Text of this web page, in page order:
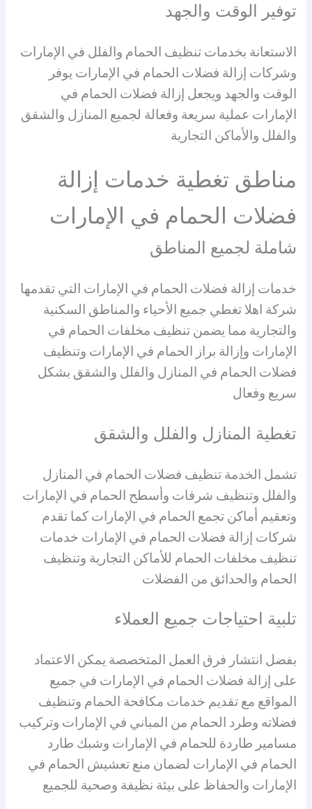
توفير الوقت والجهد
الاستعانة بخدمات تنظيف الحمام والفلل في الإمارات
وشركات إزالة فضلات الحمام في الإمارات يوفر
الوقت والجهد ويجعل إزالة فضلات الحمام في
الإمارات عملية سريعة وفعالة لجميع المنازل والشقق
والفلل والأماكن التجارية
مناطق تغطية خدمات إزالة
فضلات الحمام في الإمارات
شاملة لجميع المناطق
خدمات إزالة فضلات الحمام في الإمارات التي تقدمها
شركة اهلا تغطي جميع الأحياء والمناطق السكنية
والتجارية مما يضمن تنظيف مخلفات الحمام في
الإمارات وإزالة براز الحمام في الإمارات وتنظيف
فضلات الحمام في المنازل والفلل والشقق بشكل
سريع وفعال
تغطية المنازل والفلل والشقق
تشمل الخدمة تنظيف فضلات الحمام في المنازل
والفلل وتنظيف شرفات وأسطح الحمام في الإمارات
وتعقيم أماكن تجمع الحمام في الإمارات كما تقدم
شركات إزالة فضلات الحمام في الإمارات خدمات
تنظيف مخلفات الحمام للأماكن التجارية وتنظيف
الحمام والحدائق من الفضلات
تلبية احتياجات جميع العملاء
بفضل انتشار فرق العمل المتخصصة يمكن الاعتماد
على إزالة فضلات الحمام في الإمارات في جميع
المواقع مع تقديم خدمات مكافحة الحمام وتنظيف
فضلاته وطرد الحمام من المباني في الإمارات وتركيب
مسامير طاردة للحمام في الإمارات وشبك طارد
الحمام في الإمارات لضمان منع تعشيش الحمام في
الإمارات والحفاظ على بيئة نظيفة وصحية للجميع